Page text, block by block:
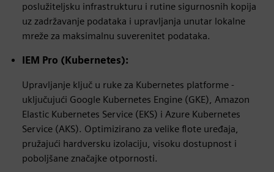
poslužiteljsku infrastrukturu i rutine sigurnosnih kopija
uz zadržavanje podataka i upravljanja unutar lokalne
mreže za maksimalnu suverenitet podataka.
IEM Pro (Kubernetes):
Upravljanje ključ u ruke za Kubernetes platforme -
uključujući Google Kubernetes Engine (GKE), Amazon
Elastic Kubernetes Service (EKS) i Azure Kubernetes
Service (AKS). Optimizirano za velike flote uređaja,
pružajući hardversku izolaciju, visoku dostupnost i
poboljšane značajke otpornosti.